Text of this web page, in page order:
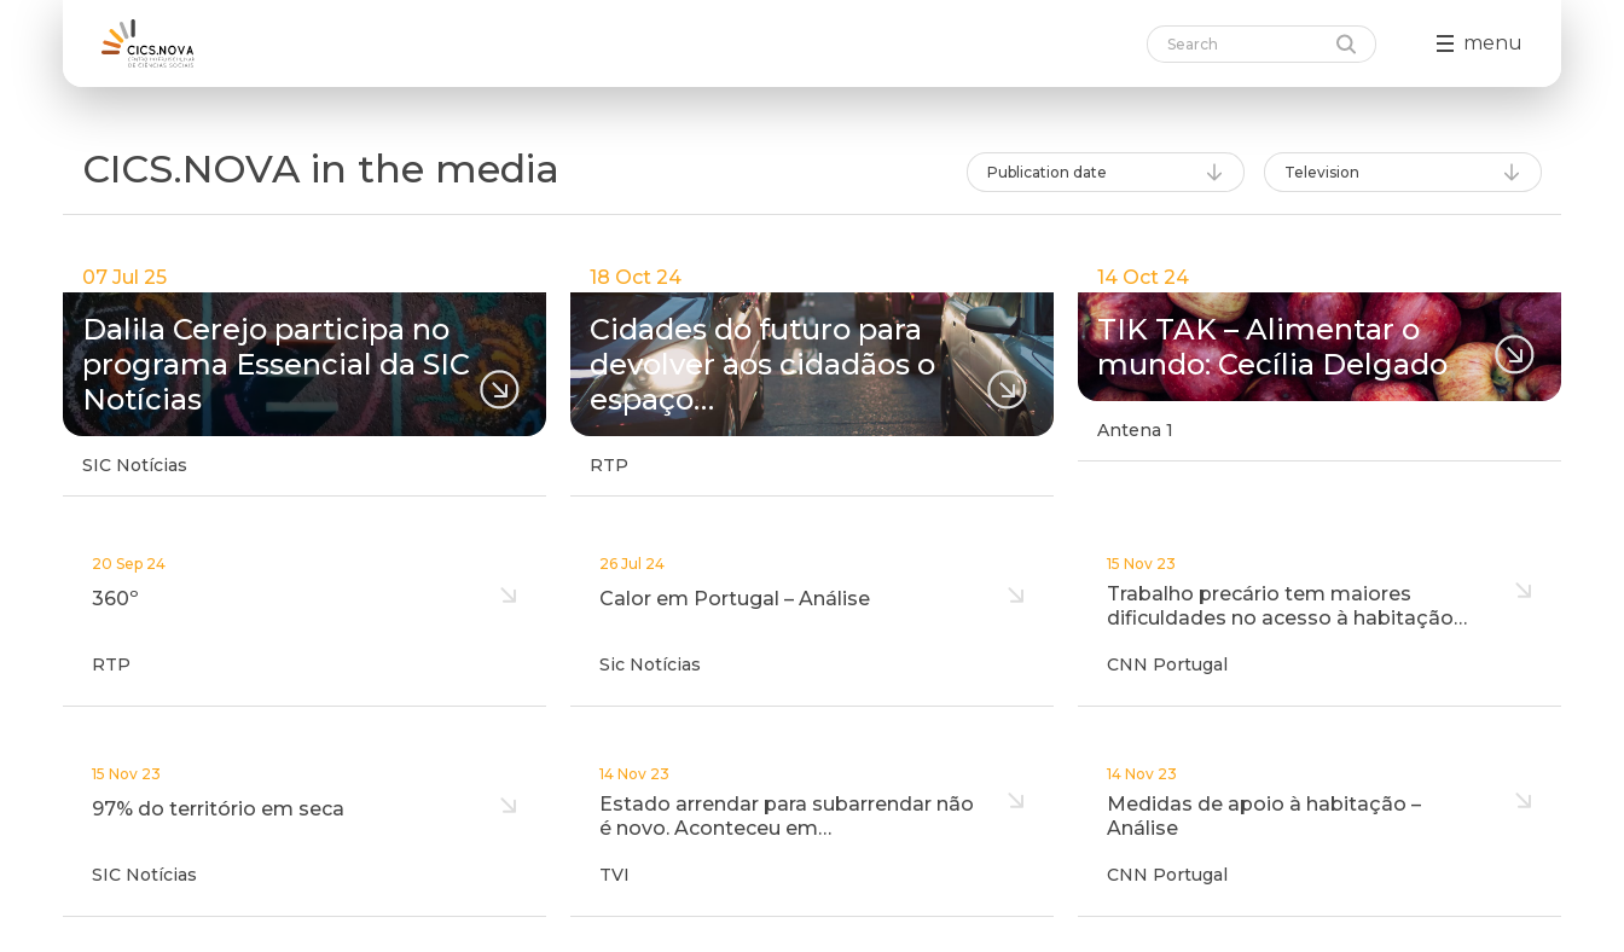
menu
CICS.NOVA in the media Publication date Television
07 Jul 25
Dalila Cerejo participa no
programa Essencial da SIC
Notícias
SIC Notícias
18 Oct 24
Cidades do futuro para
devolver aos cidadãos o
espaço…
RTP
14 Oct 24
TIK TAK – Alimentar o
mundo: Cecília Delgado
Antena 1
20 Sep 24
360º
RTP
26 Jul 24
Calor em Portugal – Análise
Sic Notícias
15 Nov 23
Trabalho precário tem maiores
dificuldades no acesso à habitação…
CNN Portugal
15 Nov 23
97% do território em seca
SIC Notícias
14 Nov 23
Estado arrendar para subarrendar não
é novo. Aconteceu em…
TVI
14 Nov 23
Medidas de apoio à habitação –
Análise
CNN Portugal